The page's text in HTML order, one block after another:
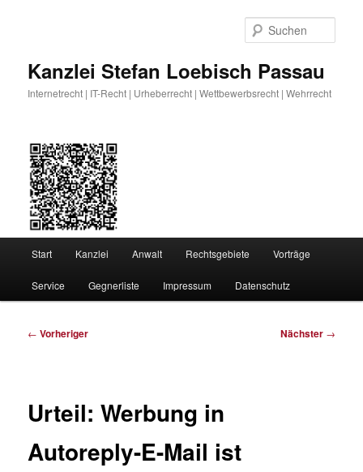
Kanzlei Stefan Loebisch Passau
Internetrecht | IT-Recht | Urheberrecht | Wettbewerbsrecht | Wehrrecht
Start Kanzlei Anwalt Rechtsgebiete Vorträge
Service Gegnerliste Impressum Datenschutz
Beitragsnavigation
← Vorheriger Nächster →
Urteil: Werbung in
Autoreply-E-Mail ist